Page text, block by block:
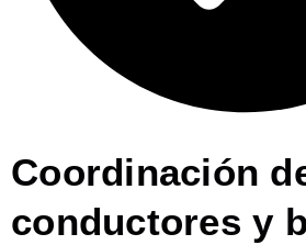
Coordinación
conductores y